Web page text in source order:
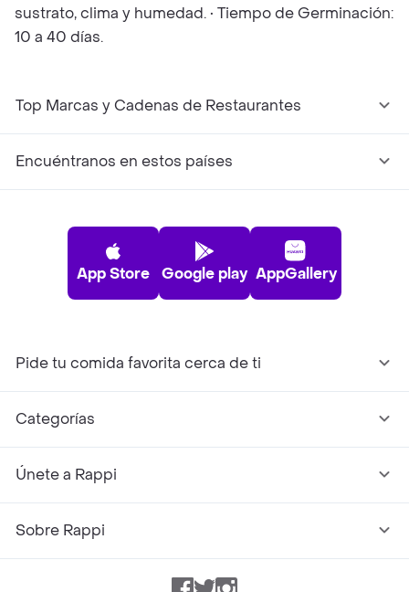
sustrato, clima y humedad. • Tiempo de Germinación:
10 a 40 días.
Top Marcas y Cadenas de Restaurantes
Encuéntranos en estos países
App Store Google play AppGallery
Pide tu comida favorita cerca de ti
Categorías
Únete a Rappi
Sobre Rappi
Facebook
TwitterInstagram